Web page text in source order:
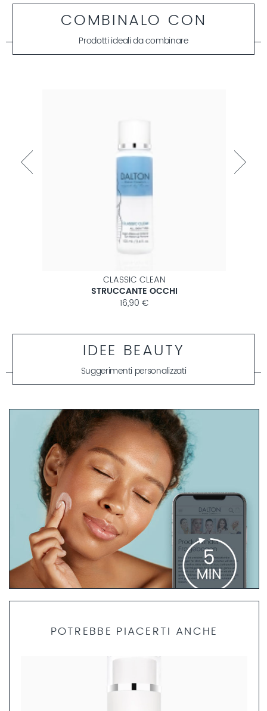
COMBINALO CON
Prodotti ideali da combinare
CLASSIC CLEAN
STRUCCANTE OCCHI
16,90 €
IDEE BEAUTY
Suggerimenti personalizzati
QUESTIONARIO PER L’ANALISI DELLA PELLE
Dedica 5 minuti per compilare il nostro questionario
professionisti della cura della pelle ti daranno consigli
POTREBBE PIACERTI ANCHE